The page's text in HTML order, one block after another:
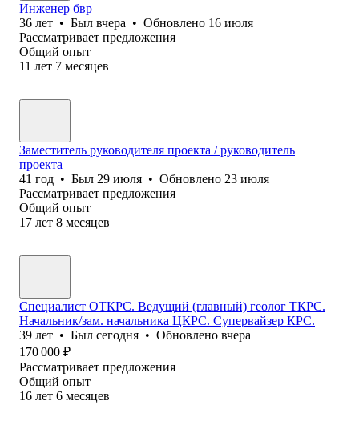
Инженер бвр
36 лет • Был вчера • Обновлено 16 июля
Рассматривает предложения
Общий опыт
11 лет 7 месяцев
Заместитель руководителя проекта / руководитель
проекта
41 год • Был 29 июля • Обновлено 23 июля
Рассматривает предложения
Общий опыт
17 лет 8 месяцев
Специалист ОТКРС. Ведущий (главный) геолог ТКРС.
Начальник/зам. начальника ЦКРС. Супервайзер КРС.
39 лет • Был сегодня • Обновлено вчера
170 000 ₽
Рассматривает предложения
Общий опыт
16 лет 6 месяцев